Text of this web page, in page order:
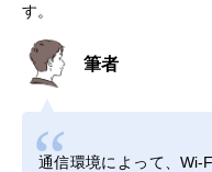
す。
筆者
通信環境によって、Wi-